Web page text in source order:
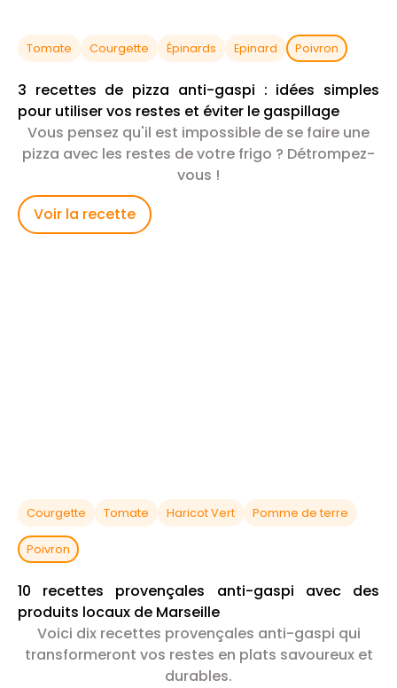
Tomate Courgette Épinards Epinard Poivron
3 recettes de pizza anti-gaspi : idées simples
pour utiliser vos restes et éviter le gaspillage
Vous pensez qu'il est impossible de se faire une
pizza avec les restes de votre frigo ? Détrompez-
vous !
Voir la recette
Courgette Tomate Haricot Vert Pomme de terre
Poivron
10 recettes provençales anti-gaspi avec des
produits locaux de Marseille
Voici dix recettes provençales anti-gaspi qui
transformeront vos restes en plats savoureux et
durables.